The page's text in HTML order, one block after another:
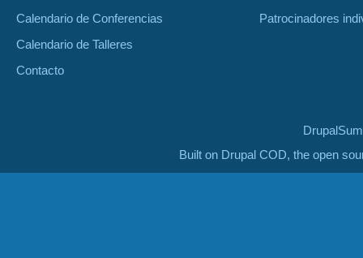
Calendario de Conferencias
Calendario de Talleres
Contacto
Patrocinadores
Built on Drupal COD, the open